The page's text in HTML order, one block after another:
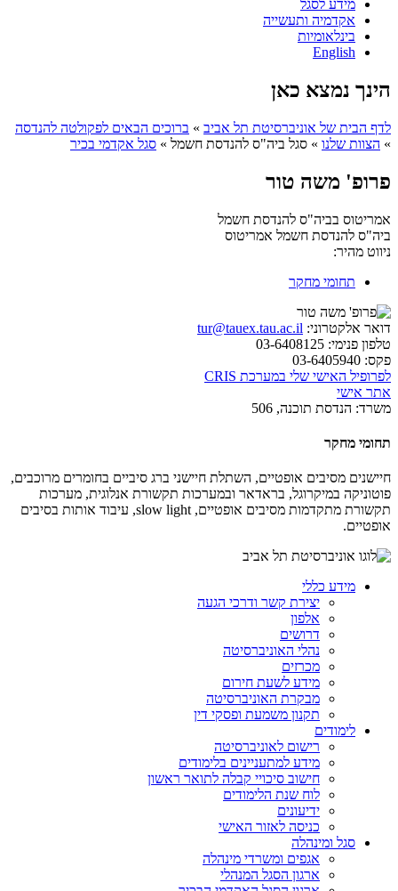
מידע לסגל
אקדמיה ותעשייה
בינלאומיות
English
הינך נמצא כאן
לדף הבית של אוניברסיטת תל אביב » ברוכים הבאים לפקולטה להנדסה
» הצוות שלנו » סגל ביה"ס להנדסת חשמל » סגל אקדמי בכיר
פרופ' משה טור
אמריטוס בביה"ס להנדסת חשמל
ביה"ס להנדסת חשמל אמריטוס
ניווט מהיר:
תחומי מחקר
דואר אלקטרוני: tur@tauex.tau.ac.il
טלפון פנימי:
פקס:
לפרופיל האישי שלי במערכת CRIS
אתר אישי
משרד: הנדסת תוכנה, 506
תחומי מחקר
חיישנים מסיבים אופטיים, השתלת חיישני ברג סיביים בחומרים מרוכבים,
פוטוניקה במיקרוגל, בראדאר ובמערכות תקשורת אנלוגית, מערכות
תקשורת מתקדמות מסיבים אופטיים, slow light, עיבוד אותות בסיבים
אופטיים.
מידע כללי
יצירת קשר ודרכי הגעה
אלפון
דרושים
נהלי האוניברסיטה
מכרזים
מידע לשעת חירום
מבקרת האוניברסיטה
תקנון משמעת ופסקי דין
לימודים
רישום לאוניברסיטה
מידע למתעניינים בלימודים
חישוב סיכויי קבלה לתואר ראשון
לוח שנת הלימודים
ידיעונים
כניסה לאזור האישי
סגל ומינהלה
אגפים ומשרדי מינהלה
ארגון הסגל המנהלי